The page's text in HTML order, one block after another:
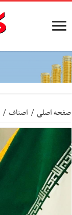
صفحه اصلی / اصناف /